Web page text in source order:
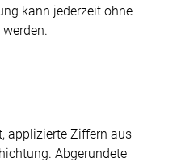
kann jederzeit ohne
applizierte Ziffern aus
Abgerundete